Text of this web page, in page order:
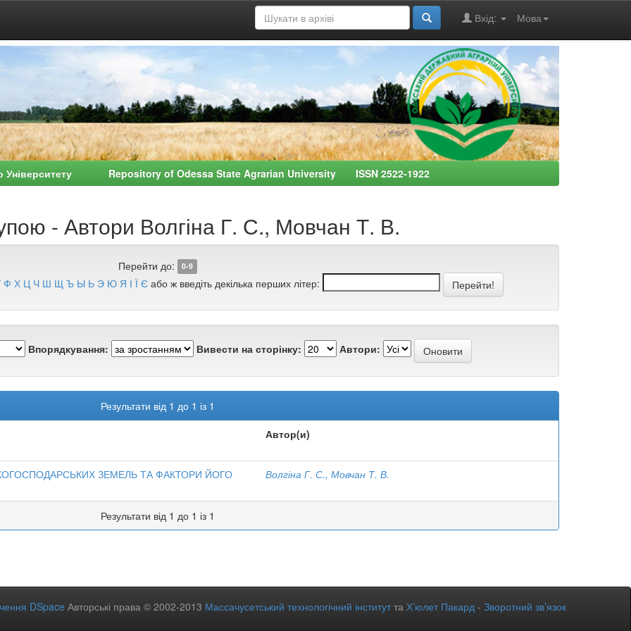
Мова
Вхід:
Університету Repository of Odessa State Agrarian University ISSN 2522-1922
- Автори Волгіна Г. С., Мовчан Т. В.
Перейти до: 0-9
Ф Х Ц Ч Ш Щ Ъ Ы Ь Э Ю Я І Ї Є або ж введіть декілька перших літер:
Впорядкування: Вивести на сторінку: Автори:
Результати від 1 до 1 із 1
Автор(и)
ЗЕМЕЛЬ ТА ФАКТОРИ ЙОГО
Волгіна Г. С., Мовчан Т. В.
Результати від 1 до 1 із 1
DSpace Авторські права © 2002-2013 Массачусетський технологічний інститутта Х’юлет Пакард - Зворотний зв’язок